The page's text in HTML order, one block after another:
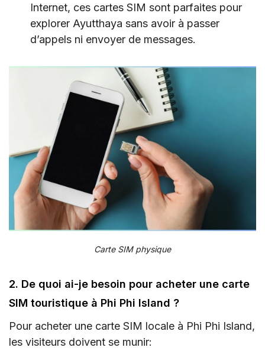
Internet, ces cartes SIM sont parfaites pour
explorer Ayutthaya sans avoir à passer
d’appels ni envoyer de messages.
Carte SIM physique
2. De quoi ai-je besoin pour acheter une carte
SIM touristique à Phi Phi Island ?
Pour acheter une carte SIM locale à Phi Phi Island,
les visiteurs doivent se munir: